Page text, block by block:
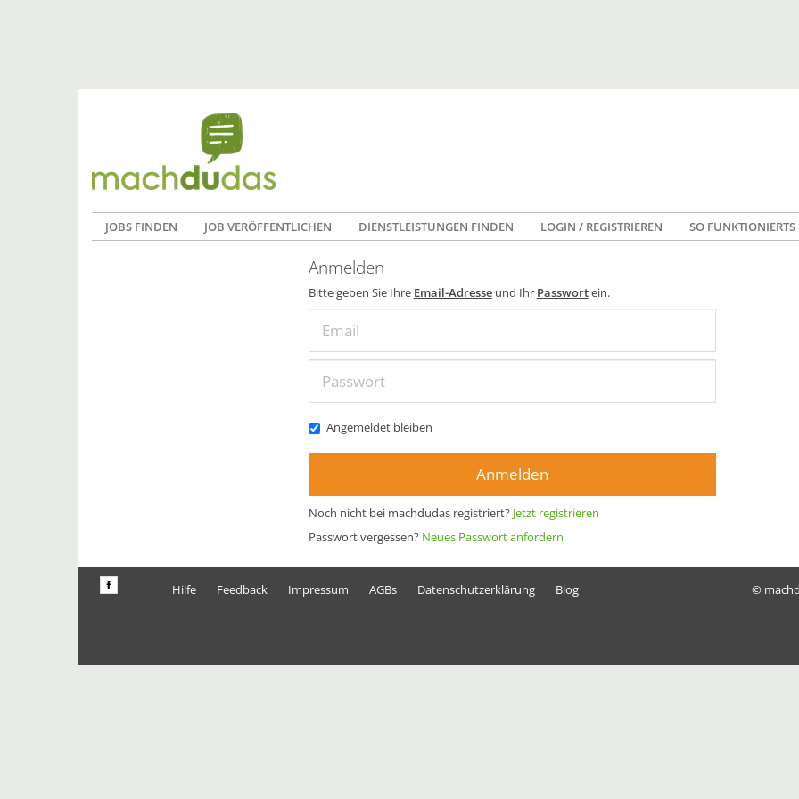
JOBS FINDEN JOB VERÖFFENTLICHEN DIENSTLEISTUNGEN FINDEN LOGIN / REGISTRIEREN SO FUNKTIONIERTS
Anmelden
Bitte geben Sie Ihre Email-Adresseund Ihr Passwortein.
Angemeldet bleiben
Anmelden
Noch nicht bei machdudas registriert? Jetzt registrieren
Passwort vergessen? Neues Passwort anfordern
Hilfe Feedback Impressum AGBs Datenschutzerklärung Blog ©